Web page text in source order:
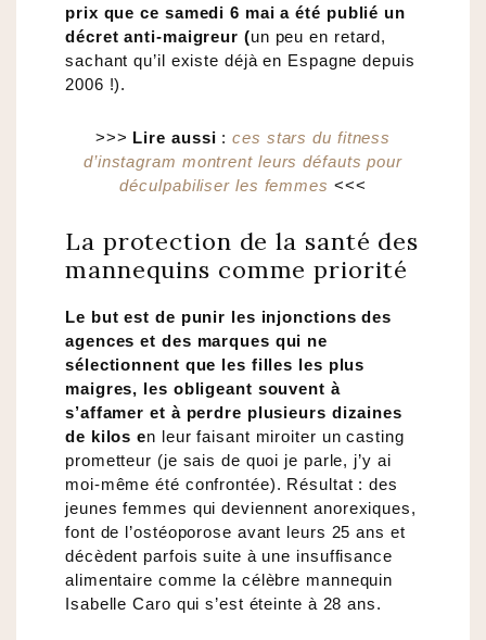
prix que ce samedi 6 mai a été publié un
décret anti-maigreur (un peu en retard,
sachant qu’il existe déjà en Espagne depuis
2006 !).
>>> Lire aussi :ces stars du fitness
d’instagram montrent leurs défauts pour
déculpabiliser les femmes <<<
La protection de la santé des
mannequins comme priorité
Le but est de punir les injonctions des
agences et des marques qui ne
sélectionnent que les filles les plus
maigres, les obligeant souvent à
s’affamer et à perdre plusieurs dizaines
de kilos en leur faisant miroiter un casting
prometteur (je sais de quoi je parle, j’y ai
moi-même été confrontée). Résultat : des
jeunes femmes qui deviennent anorexiques,
font de l’ostéoporose avant leurs 25 ans et
décèdent parfois suite à une insuffisance
alimentaire comme la célèbre mannequin
Isabelle Caro qui s’est éteinte à 28 ans.